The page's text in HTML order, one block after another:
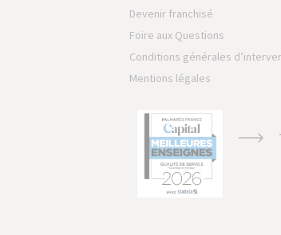
Devenir franchisé
Foire aux Questions
Conditions générales
Mentions légales